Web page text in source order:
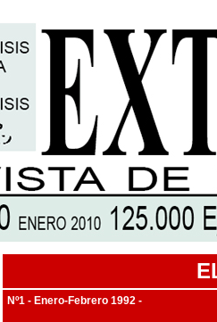
Nº1 - Enero-Febrero 1992 -